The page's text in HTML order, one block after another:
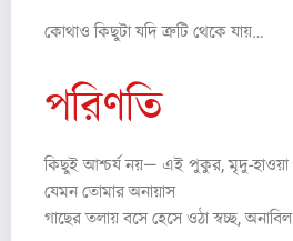
কোথাও কিছুটা যদি ত্রুটি থেকে যায়…
পরিণতি
কিছুই আশ্চর্য নয়— এই পুকুর, মৃদু-হাওয়া
যেমন তোমার অনায়াস
গাছের তলায় বসে হেসে ওঠা স্বচ্ছ, অনাবিল